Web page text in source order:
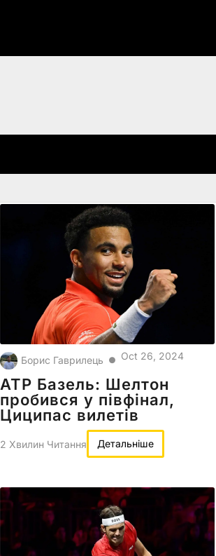
Борис Гаврилець ● Oct 26, 2024
ATP Базель: Шелтон
пробився у півфінал,
Циципас вилетів
2 Хвилин Читання Детальніше